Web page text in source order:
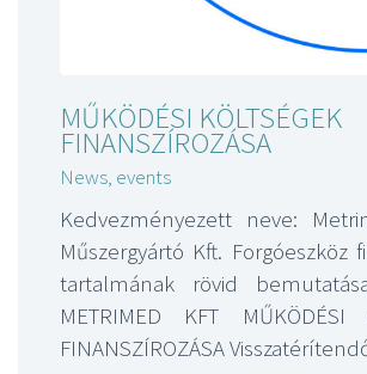
MŰKÖDÉSI KÖLTSÉGEK
FINANSZÍROZÁSA
News, events
Kedvezményezett neve:
Műszergyártó Kft. Forgóeszköz
tartalmának rövid
METRIMED KFT MŰKÖDÉSI
FINANSZÍROZÁSA